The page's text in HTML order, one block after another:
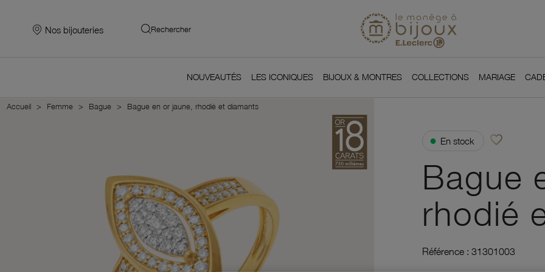
Nos bijouteries Rechercher
NOUVEAUTÉS LES ICONIQUES BIJOUX & MONTRES COLLECTIONS MARIAGE
Accueil Femme Bague Bague en or jaune, rhodié et diamants
● En stock favorite_borderAjouter à vos
Bague
rhodié
Référence : 31301003